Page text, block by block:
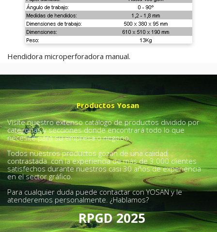
Hendidora microperforadora manual.
Productos Yosan
Visite nuestro extenso catálogo de productos dividido por
categorías y secciones donde encontrará todo lo que
necesite para su empresa o negocio.
Todos nuestros productos gozan de una calidad
contrastada con la experiencia de más de 3.000 clientes
satisfechos durante nuestros casi 30 años de experiencia
en el sector gráfico.
Para cualquier duda puede contactar con YOSAN y le
atenderemos personalmente. ¿Hablamos?
RPGD 2025